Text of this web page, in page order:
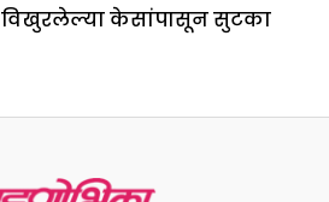
विखुरलेल्या केसांपासून सुटका